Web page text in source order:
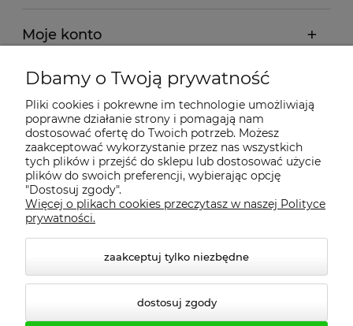
Moje konto
Regulamin
Dostawa - realizacja
Gwarancja i zwroty
Pomoc
Dbamy o Twoją prywatność
Pliki cookies i pokrewne im technologie umożliwiają
poprawne działanie strony i pomagają nam
dostosować ofertę do Twoich potrzeb. Możesz
zaakceptować wykorzystanie przez nas wszystkich
tych plików i przejść do sklepu lub dostosować użycie
plików do swoich preferencji, wybierając opcję
"Dostosuj zgody".
Więcej o plikach cookies przeczytasz w naszej Polityce
prywatności.
zaakceptuj tylko niezbędne
dostosuj zgody